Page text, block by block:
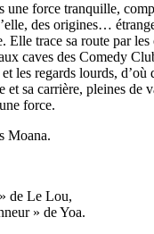
une force tranquille,
des origines…
Elle trace sa route par les
caves des Comedy
les regards lourds,
et sa carrière, pleines de
force.
Moana.
de Le Lou,
» de Yoa.